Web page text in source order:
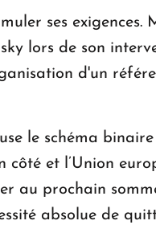
ses exigences.
lors de son
d'un
le schéma
côté et l’Union
au prochain
absolue de